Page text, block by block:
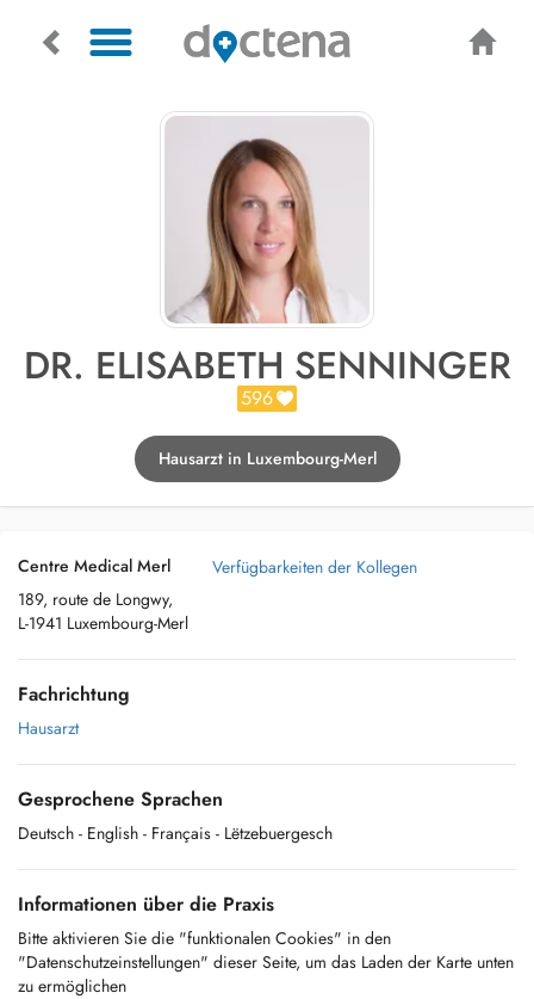
DR. ELISABETH SENNINGER
596
Hausarzt in Luxembourg-Merl
Centre Medical Merl
189, route de Longwy,
L-1941 Luxembourg-Merl
Verfügbarkeiten der Kollegen
Fachrichtung
Hausarzt
Gesprochene Sprachen
Deutsch - English - Français - Lëtzebuergesch
Informationen über die Praxis
Bitte aktivieren Sie die "funktionalen Cookies" in den
"Datenschutzeinstellungen" dieser Seite, um das Laden der Karte unten
zu ermöglichen